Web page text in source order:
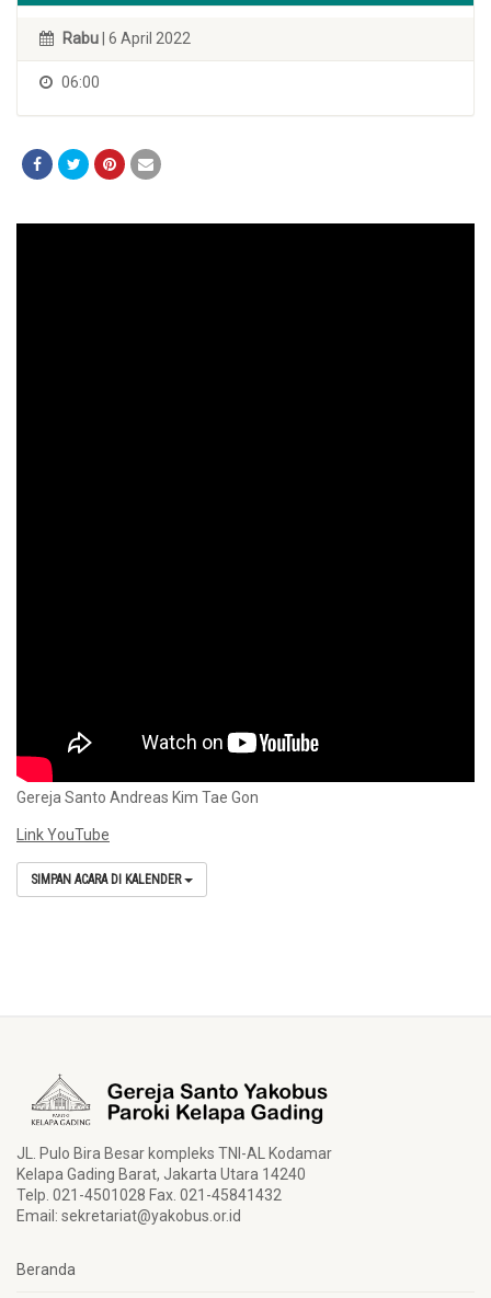
Rabu | 6 April 2022
06:00
Gereja Santo Andreas Kim Tae Gon
Link YouTube
SIMPAN ACARA DI KALENDER
JL. Pulo Bira Besar kompleks TNI-AL Kodamar
Kelapa Gading Barat, Jakarta Utara 14240
Telp. 021-4501028 Fax. 021-45841432
Email: sekretariat@yakobus.or.id
Beranda